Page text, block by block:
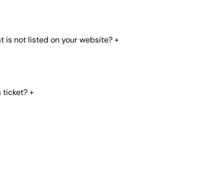
is not listed on your website?+
ticket?+